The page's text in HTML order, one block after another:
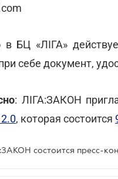
в БЦ «ЛІГА»
себе документ,
: ЛІГА:ЗАКОН
, которая состоится